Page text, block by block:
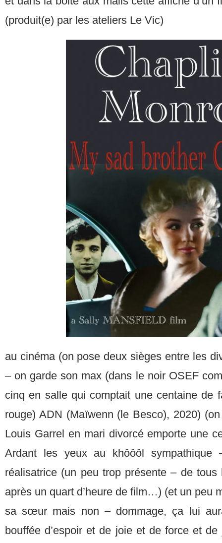
(produit(e) par les ateliers Le Vic)
au cinéma (on pose deux sièges entre les
– on garde son max (dans le noir OSEF
cinq en salle qui comptait une centaine de
rouge) ADN (Maïwenn (le Besco), 2020)
Louis Garrel en mari divorcé emporte une
Ardant les yeux au khôôôl sympathique
réalisatrice (un peu trop présente – de
après un quart d’heure de film…) (et un peu
sa sœur mais non – dommage, ça lui
bouffée d’espoir et de joie et de force et